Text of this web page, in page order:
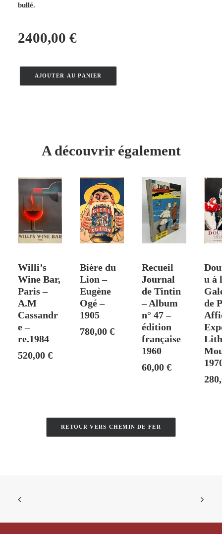
bullé.
2400,00 €
AJOUTER AU PANIER
A découvrir également
Willi’s
Wine Bar,
Paris –
A.M
Cassandr
e –
re.1984
520,00 €
Bière du
Lion –
Eugène
Ogé –
1905
780,00€
Recueil
Journal
de Tintin
– Album
n° 47 –
édition
française
1960
60,00€
u à
de
RETOUR VERS CHEMIN DE FER